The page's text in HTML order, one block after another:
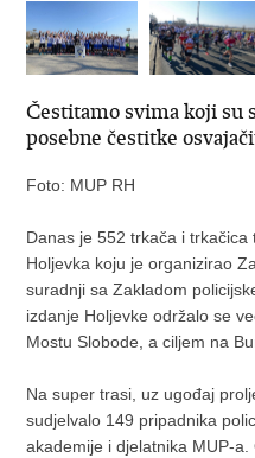
Čestitamo svima koji su
posebne čestitke
Foto: MUP RH
Danas je 552 trkača i
Holjevka koju je organizirao
suradnji sa Zakladom
izdanje Holjevke održalo se
Mostu Slobode, a ciljem na
Na super trasi, uz ugođaj
sudjelvalo 149 pripadnika
akademije i djelatnika MUP-